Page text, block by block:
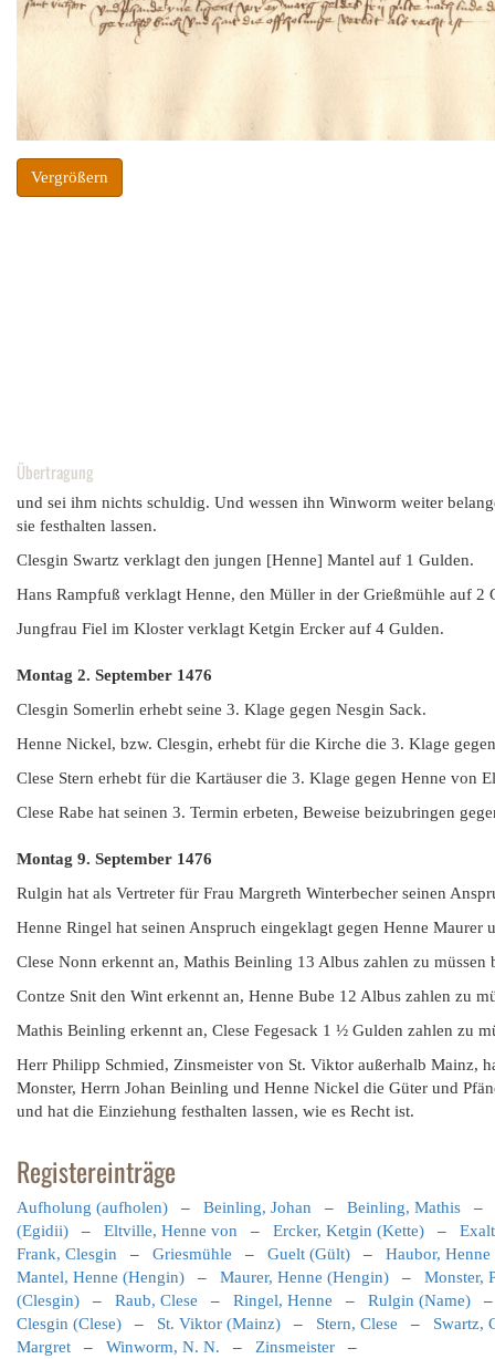
Vergrößern
Übertragung
und sei ihm nichts schuldig. Und wessen ihn Winworm weiter
sie festhalten lassen.
Clesgin Swartz verklagt den jungen [Henne] Mantel auf 1 Gulden.
Hans Rampfuß verklagt Henne, den Müller in der Grießmühle auf 2
Jungfrau Fiel im Kloster verklagt Ketgin Ercker auf 4 Gulden.
Montag 2. September 1476
Clesgin Somerlin erhebt seine 3. Klage gegen Nesgin Sack.
Henne Nickel, bzw. Clesgin, erhebt für die Kirche die 3. Klage
Clese Stern erhebt für die Kartäuser die 3. Klage gegen Henne von
Clese Rabe hat seinen 3. Termin erbeten, Beweise beizubringen
Montag 9. September 1476
Rulgin hat als Vertreter für Frau Margreth Winterbecher seinen
Henne Ringel hat seinen Anspruch eingeklagt gegen Henne Maurer
Clese Nonn erkennt an, Mathis Beinling 13 Albus zahlen zu
Contze Snit den Wint erkennt an, Henne Bube 12 Albus zahlen zu
Mathis Beinling erkennt an, Clese Fegesack 1 ½ Gulden zahlen zu
Herr Philipp Schmied, Zinsmeister von St. Viktor außerhalb Mainz,
Monster, Herrn Johan Beinling und Henne Nickel die Güter und
und hat die Einziehung festhalten lassen, wie es Recht ist.
Registereinträge
Aufholung (aufholen) – Beinling, Johan – Beinling, Mathis –
(Egidii) – Eltville, Henne von – Ercker, Ketgin (Kette) –
Frank, Clesgin – Griesmühle – Guelt (Gült) – Haubor, Henne
Mantel, Henne (Hengin) – Maurer, Henne (Hengin) – Monster,
(Clesgin) – Raub, Clese – Ringel, Henne – Rulgin (Name)
Clesgin (Clese) – St. Viktor (Mainz) – Stern, Clese – Swartz,
Margret – Winworm, N. N. – Zinsmeister –